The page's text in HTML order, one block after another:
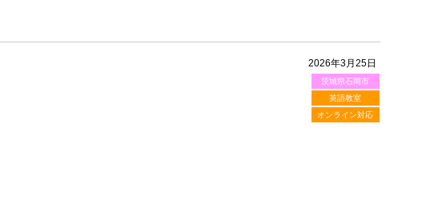
2026年3月25日
茨城県石岡市
英語教室
オンライン対応